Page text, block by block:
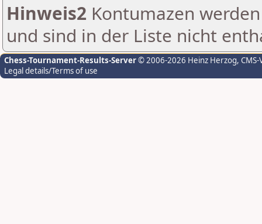
Hinweis2 Kontumazen
und sind in der Liste nicht
Chess-Tournament-Results-Server© 2006-2026 Heinz Herzog,
Legal details/Terms of use